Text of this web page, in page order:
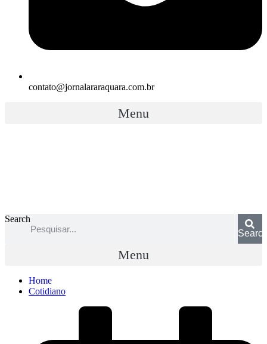
contato@jornalararaquara.com.br
Menu
Search
Menu
Home
Cotidiano